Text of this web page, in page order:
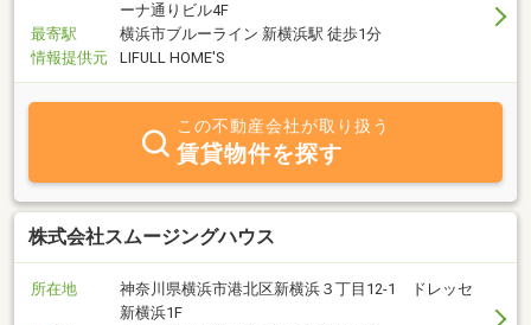
ーナ通りビル4F
最寄駅
横浜市ブルーライン 新横浜駅 徒歩1分
情報提供元
LIFULL HOME'S
この不動産会社が取り扱う
賃貸物件を探す
株式会社スムージングハウス
所在地
神奈川県横浜市港北区新横浜３丁目12-1 ドレッセ
新横浜1F